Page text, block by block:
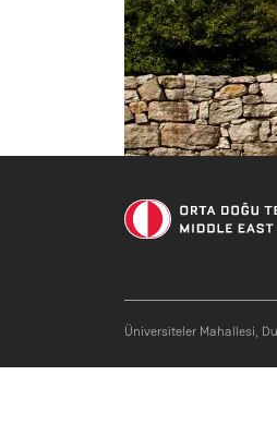
Üniversiteler Mahallesi,